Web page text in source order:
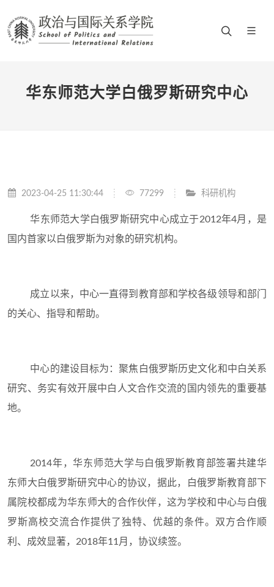
华东师范大学白俄罗斯研究中心
2023-04-25 11:30:44 77299 科研机构
华东师范大学白俄罗斯研究中心成立于2012年4月，是
国内首家以白俄罗斯为对象的研究机构。
成立以来，中心一直得到教育部和学校各级领导和部门
的关心、指导和帮助。
中心的建设目标为：聚焦白俄罗斯历史文化和中白关系
研究、务实有效开展中白人文合作交流的国内领先的重要基
地。
2014年，华东师范大学与白俄罗斯教育部签署共建华
东师大白俄罗斯研究中心的协议，据此，白俄罗斯教育部下
属院校都成为华东师大的合作伙伴，这为学校和中心与白俄
罗斯高校交流合作提供了独特、优越的条件。双方合作顺
利、成效显著，2018年11月，协议续签。